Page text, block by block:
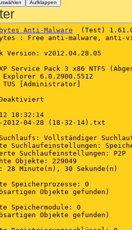
Aufklappen
Anti-Malware
(Test)
: Free anti-malware, anti-
Version: v2012.04.28.05
Service Pack 3 x86 NTFS
6.0.2900.5512
[Administrator]
18:32:14
2012-04-28 (18-32-14).txt
Vollständiger
Suchlaufeinstellungen:
Suchlaufeinstellungen: P2P
Objekte: 229049
28 Minute(n), 30 Sekunde(n)
Speicherprozesse: 0
Objekte gefunden)
Speichermodule: 0
Objekte gefunden)